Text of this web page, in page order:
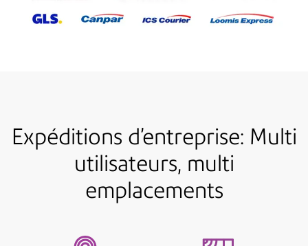
Expéditions d’entreprise: Multi
utilisateurs, multi
emplacements